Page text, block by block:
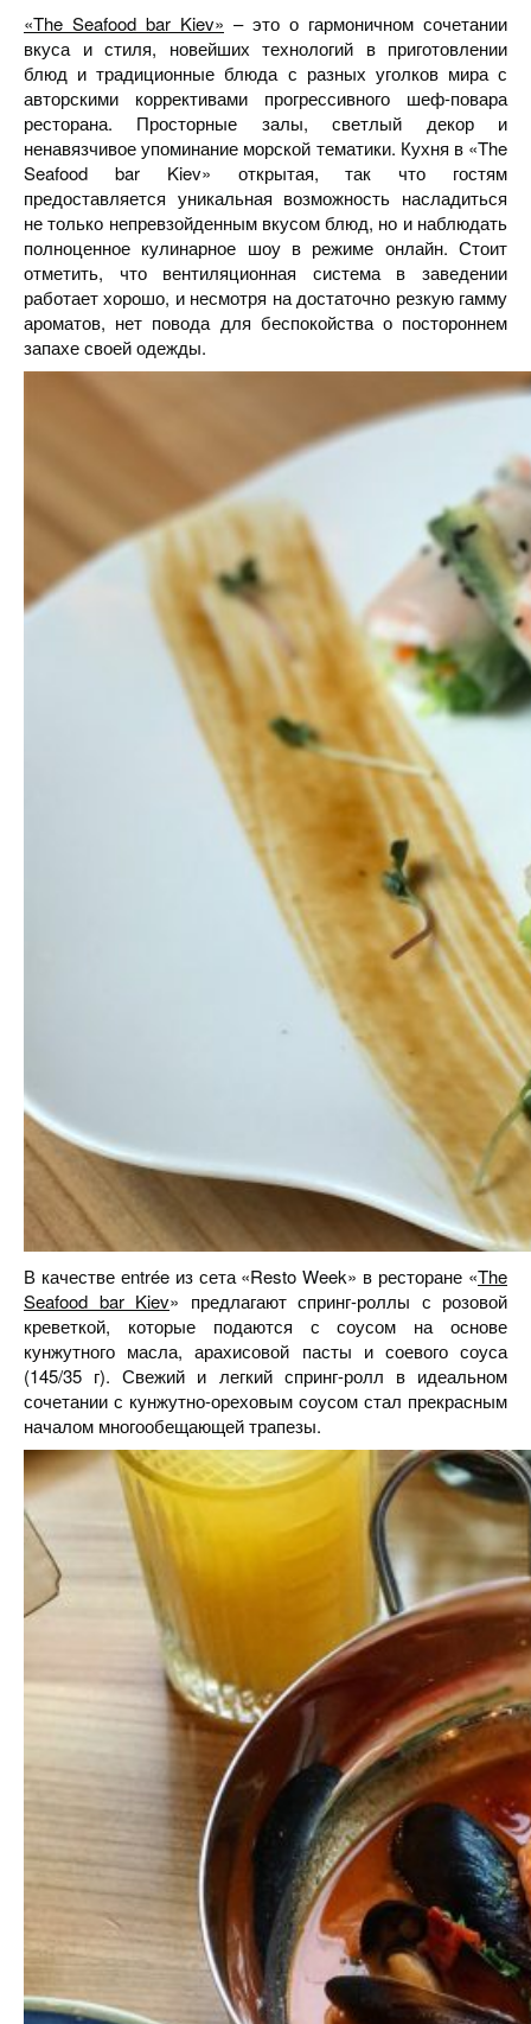
«The Seafood bar Kiev» – это о гармоничном сочетании
вкуса и стиля, новейших технологий в приготовлении
блюд и традиционные блюда с разных уголков мира с
авторскими коррективами прогрессивного шеф-повара
ресторана. Просторные залы, светлый декор и
ненавязчивое упоминание морской тематики. Кухня в «The
Seafood bar Kiev» открытая, так что гостям
предоставляется уникальная возможность насладиться
не только непревзойденным вкусом блюд, но и наблюдать
полноценное кулинарное шоу в режиме онлайн. Стоит
отметить, что вентиляционная система в заведении
работает хорошо, и несмотря на достаточно резкую гамму
ароматов, нет повода для беспокойства о постороннем
запахе своей одежды.
В качестве еntrée из сета «Resto Week» в ресторане «The
Seafood bar Kiev» предлагают спринг-роллы с розовой
креветкой, которые подаются с соусом на основе
кунжутного масла, арахисовой пасты и соевого соуса
(145/35 г). Свежий и легкий спринг-ролл в идеальном
сочетании с кунжутно-ореховым соусом стал прекрасным
началом многообещающей трапезы.